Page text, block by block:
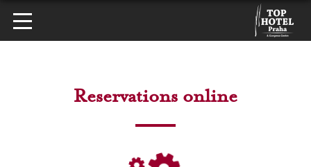
Reservations online